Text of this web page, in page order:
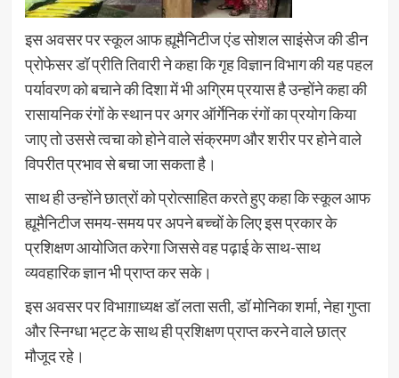
इस अवसर पर स्कूल आफ ह्यूमैनिटीज एंड सोशल साइंसेज की डीन
प्रोफेसर डॉ प्रीति तिवारी ने कहा कि गृह विज्ञान विभाग की यह पहल
पर्यावरण को बचाने की दिशा में भी अग्रिम प्रयास है उन्होंने कहा की
रासायनिक रंगों के स्थान पर अगर ऑर्गेनिक रंगों का प्रयोग किया
जाए तो उससे त्वचा को होने वाले संक्रमण और शरीर पर होने वाले
विपरीत प्रभाव से बचा जा सकता है।
साथ ही उन्होंने छात्रों को प्रोत्साहित करते हुए कहा कि स्कूल आफ
ह्यूमैनिटीज समय-समय पर अपने बच्चों के लिए इस प्रकार के
प्रशिक्षण आयोजित करेगा जिससे वह पढ़ाई के साथ-साथ
व्यवहारिक ज्ञान भी प्राप्त कर सके।
इस अवसर पर विभाग़ाध्यक्ष डॉ लता सती, डॉ मोनिका शर्मा, नेहा गुप्ता
और स्निग्धा भट्ट के साथ ही प्रशिक्षण प्राप्त करने वाले छात्र
मौजूद रहे।